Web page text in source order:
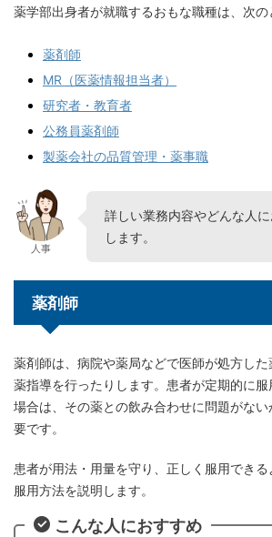
薬学部出身者が就職するおもな職種は、次の
薬剤師
MR（医薬情報担当者）
研究者・教育者
公務員薬剤師
製薬会社の品質管理・薬事職
人事
詳しい業務内容やどんな人
します。
薬剤師
薬剤師は、病院や薬局などで医師が処方し
薬指導を行ったりします。患者が定期的に
場合は、その薬との飲み合わせに問題がな
要です。
患者が用法・用量を守り、正しく服用でき
服用方法を説明します。
こんな人におすすめ